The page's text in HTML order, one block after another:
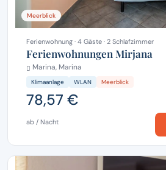
Meerblick
Ferienwohnung · 4 Gäste · 2 Schlafzimmer
Ferienwohnungen Mirjana
Marina, Marina
Klimaanlage WLAN Meerblick
78,57 €
ab / Nacht